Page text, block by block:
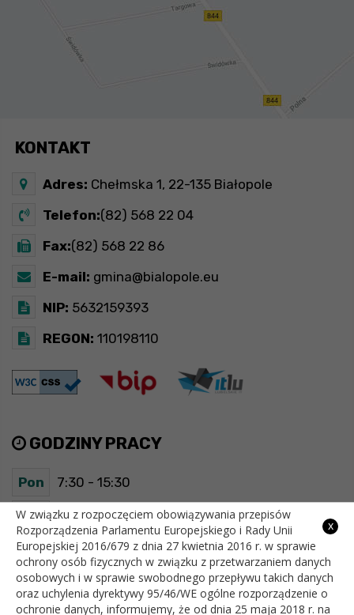
KONTAKT
Adres: Chełmska 1, 22-135 Białopole
Telefon:(82) 568 22 04
Fax:(82) 568 22 86
E-mail: gmina@bialopole.eu
NIP: 5632159393
REGON: 110198110
GODZINY PRACY
Pon 7:30 - 15:30
Wt 7:30 - 15:30
Śr 7:30 - 15:30
Czw 7:30 - 15:30
Pt 7:30 - 15:30
x
W związku z rozpoczęciem obowiązywania przepisów
Rozporządzenia Parlamentu Europejskiego i Rady Unii
Europejskiej 2016/679 z dnia 27 kwietnia 2016 r. w sprawie
ochrony osób fizycznych w związku z przetwarzaniem danych
osobowych i w sprawie swobodnego przepływu takich danych
oraz uchylenia dyrektywy 95/46/WE ogólne rozporządzenie o
ochronie danych, informujemy, że od dnia 25 maja 2018 r. na